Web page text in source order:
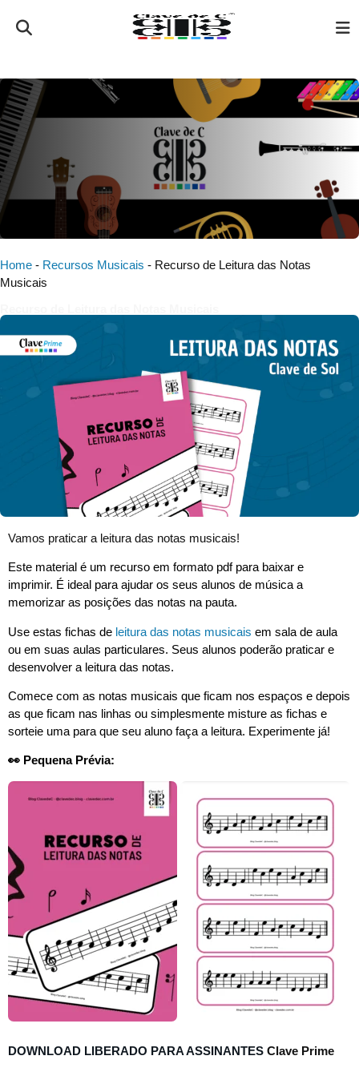
Home - Recursos Musicais - Recurso de Leitura das Notas
Musicais
Vamos praticar a leitura das notas musicais!
Este material é um recurso em formato pdf para baixar e
imprimir. É ideal para ajudar os seus alunos de música a
memorizar as posições das notas na pauta.
Use estas fichas de leitura das notas musicais em sala de aula
ou em suas aulas particulares. Seus alunos poderão praticar e
desenvolver a leitura das notas.
Comece com as notas musicais que ficam nos espaços e depois
as que ficam nas linhas ou simplesmente misture as fichas e
sorteie uma para que seu aluno faça a leitura. Experimente já!
👀 Pequena Prévia:
DOWNLOAD LIBERADO PARA ASSINANTES Clave Prime